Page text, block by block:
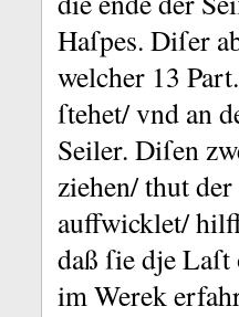
Haſpes. Diſer
welcher 13 Part.
ſtehet/ vnd an
Seiler. Diſen
ziehen/ thut der
auffwicklet/
daß ſie dje
im Werek